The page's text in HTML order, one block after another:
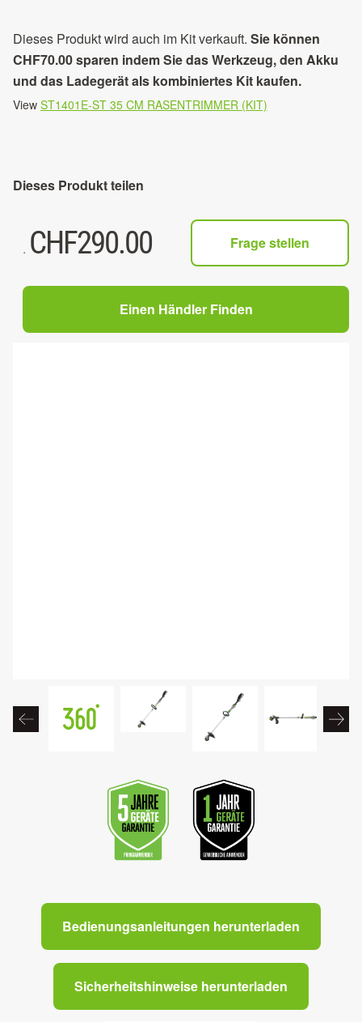
Bedienungsanleitungen herunterladen
Sicherheitshinweise herunterladen
Dieses Produkt wird auch im Kit verkauft. Sie können
CHF70.00 sparen indem Sie das Werkzeug, den Akku
und das Ladegerät als kombiniertes Kit kaufen.
View ST1401E-ST 35 CM RASENTRIMMER (KIT)
Dieses Produkt teilen
. CHF290.00 Frage stellen
Einen Händler Finden